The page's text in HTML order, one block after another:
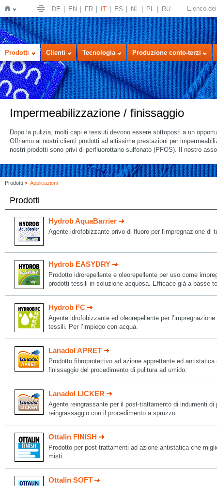
Home
DE EN FR IT ES NL PL RU Elenco
Prodotti Clienti Tecnologia Produzione conto-terzi
Impermeabilizzazione / finissaggio
Dopo la pulizia, molti capi e tessuti devono essere sottoposti a un
Offriamo ai nostri clienti prodotti ad altissime prestazioni per
nostri prodotti sono privi di perfluorottano sulfonato (PFOS). Il nostro
Prodotti Applicazioni
Prodotti
Hydrob AquaBarrier
Agente idrofobizzante privo di fluoro per l'impregnazione di
Hydrob EASYDRY
Prodotto idrorepellente e oleorepellente per uso come
prodotti tessili in soluzione acquosa. Efficace già a basse
Hydrob FC
Agente idrofobizzante ed oleorepellente per
tessili. Per l’impiego con acqua.
Lanadol APRET
Prodotto fibroprotettivo ad azione apprettante ed antistatica
finissaggio del procedimento di pulitura ad umido.
Lanadol LICKER
Agente reingrassante per il post-trattamento di indumenti
reingrassaggio con il procedimento a spruzzo.
Ottalin FINISH
Prodotto per post-trattamenti ad azione antistatica che
misti.
Ottalin SOFT